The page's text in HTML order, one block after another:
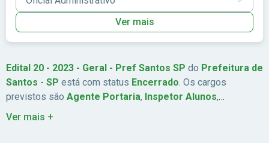
Ver mais
Edital 20 - 2023 - Geral - Pref Santos SP do Prefeitura de
Santos - SP está com status Encerrado. Os cargos
previstos são Agente Portaria, Inspetor Alunos,
Administração
Ver mais +